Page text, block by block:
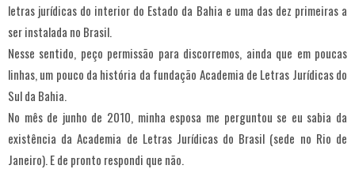
letras jurídicas do interior do Estado da Bahia e uma das dez primeiras a
ser instalada no Brasil.
Nesse sentido, peço permissão para discorremos, ainda que em poucas
linhas, um pouco da história da fundação Academia de Letras Jurídicas do
Sul da Bahia.
No mês de junho de 2010, minha esposa me perguntou se eu sabia da
existência da Academia de Letras Jurídicas do Brasil (sede no Rio de
Janeiro). E de pronto respondi que não.